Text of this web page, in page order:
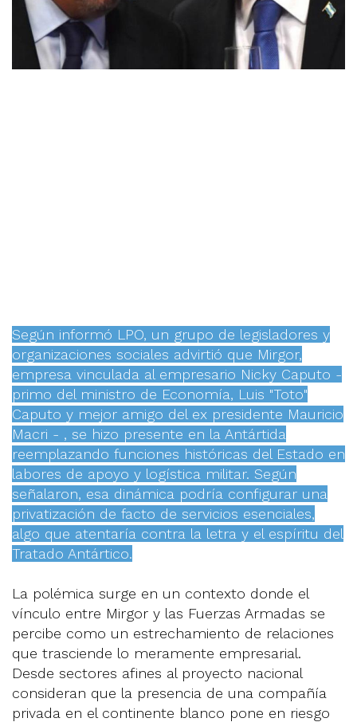
Según informó LPO, un grupo de legisladores y
organizaciones sociales advirtió que Mirgor,
empresa vinculada al empresario Nicky Caputo -
primo del ministro de Economía, Luis "Toto"
Caputo y mejor amigo del ex presidente Mauricio
Macri - , se hizo presente en la Antártida
reemplazando funciones históricas del Estado en
labores de apoyo y logística militar. Según
señalaron, esa dinámica podría configurar una
privatización de facto de servicios esenciales,
algo que atentaría contra la letra y el espíritu del
Tratado Antártico.
La polémica surge en un contexto donde el
vínculo entre Mirgor y las Fuerzas Armadas se
percibe como un estrechamiento de relaciones
que trasciende lo meramente empresarial.
Desde sectores afines al proyecto nacional
consideran que la presencia de una compañía
privada en el continente blanco pone en riesgo